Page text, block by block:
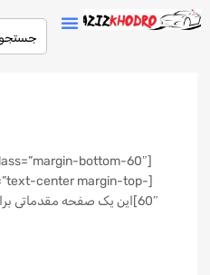
center margin-top-
60″]این یک صفحه مقدماتی برای